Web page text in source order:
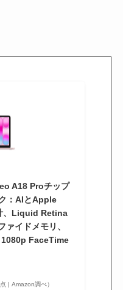
A18 Proチップ
：AIとApple
、Liquid Retina
ァイドメモリ、
1080p FaceTime
| Amazon調べ）